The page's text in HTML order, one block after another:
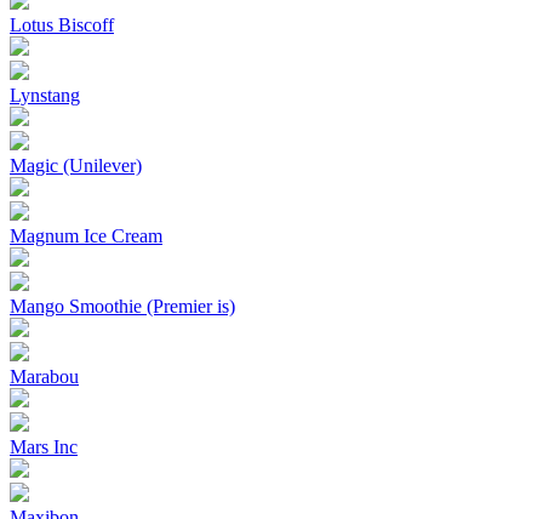
Lotus Biscoff
Lynstang
Magic (Unilever)
Magnum Ice Cream
Mango Smoothie (Premier is)
Marabou
Mars Inc